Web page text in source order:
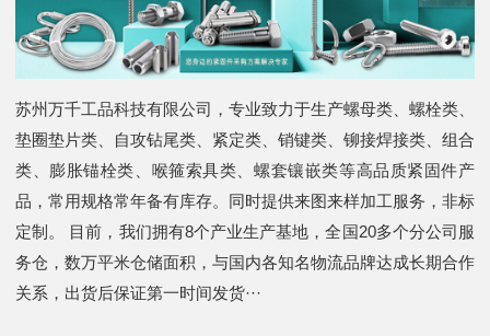
苏州万千工品科技有限公司，专业致力于生产螺母类、螺栓类、
垫圈垫片类、自攻钻尾类、紧定类、销键类、铆接焊接类、组合
类、膨胀锚栓类、喉箍索具类、螺套镶嵌类等高品质紧固件产
品，常用规格常年备有库存。同时提供来图来样加工服务，非标
定制。 目前，我们拥有8个产业生产基地，全国20多个分公司服
务仓，数万平米仓储面积，与国内各知名物流品牌达成长期合作
关系，出货后保证第一时间发货···